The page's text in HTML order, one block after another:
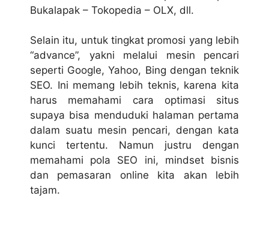
Bukalapak – Tokopedia – OLX, dll.
Selain itu, untuk tingkat promosi yang lebih
“advance”, yakni melalui mesin pencari
seperti Google, Yahoo, Bing dengan teknik
SEO. Ini memang lebih teknis, karena kita
harus memahami cara optimasi situs
supaya bisa menduduki halaman pertama
dalam suatu mesin pencari, dengan kata
kunci tertentu. Namun justru dengan
memahami pola SEO ini, mindset bisnis
dan pemasaran online kita akan lebih
tajam.